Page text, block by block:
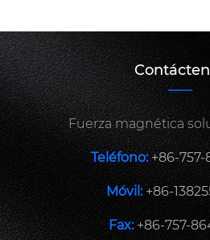
Fuerza magnética
Teléfono: +86-
Móvil: +86-
Fax: +86-757-